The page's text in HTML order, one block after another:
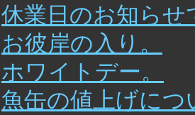
休業日のお知らせ
お彼岸の入り。
ホワイトデー。
魚缶の値上げにつ